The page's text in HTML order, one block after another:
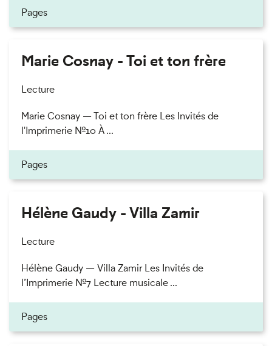
Pages
Marie Cosnay - Toi et ton frère
Lecture
Marie Cosnay — Toi et ton frère Les Invités de
l'Imprimerie n°10 À ...
Pages
Hélène Gaudy - Villa Zamir
Lecture
Hélène Gaudy — Villa Zamir Les Invités de
l’Imprimerie n°7 Lecture musicale ...
Pages